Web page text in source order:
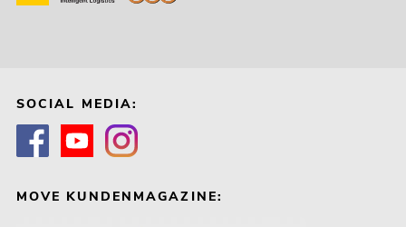
SOCIAL MEDIA:
MOVE KUNDENMAGAZINE: